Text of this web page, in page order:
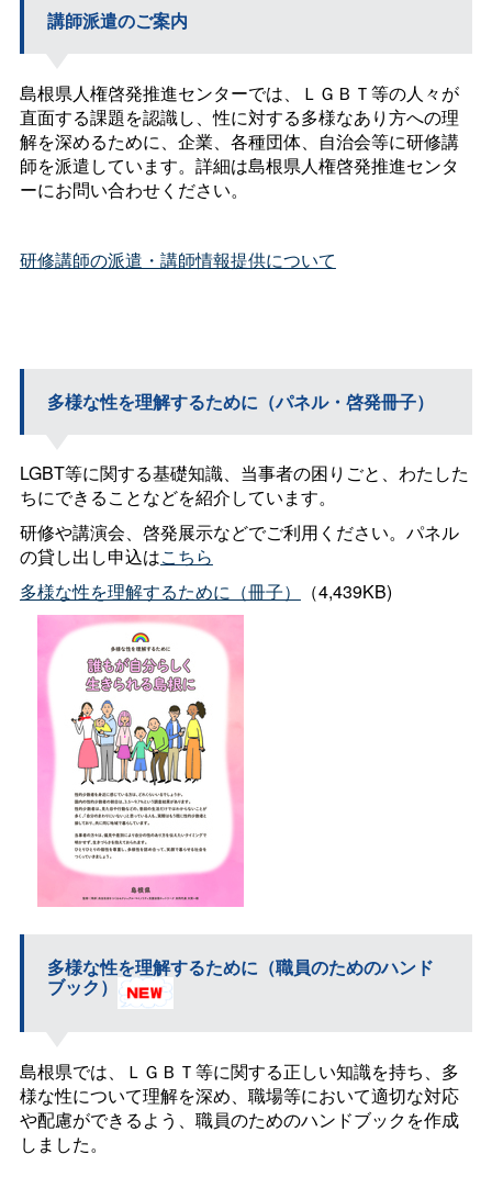
講師派遣のご案内
島根県人権啓発推進センターでは、ＬＧＢＴ等の人々が
直面する課題を認識し、性に対する多様なあり方への理
解を深めるために、企業、各種団体、自治会等に研修講
師を派遣しています。詳細は島根県人権啓発推進センタ
ーにお問い合わせください。
研修講師の派遣・講師情報提供について
多様な性を理解するために（パネル・啓発冊子）
LGBT等に関する基礎知識、当事者の困りごと、わたした
ちにできることなどを紹介しています。
研修や講演会、啓発展示などでご利用ください。パネル
の貸し出し申込はこちら
多様な性を理解するために（冊子）
（4,439KB)
多様な性を理解するために（職員のためのハンド
ブック）
島根県では、ＬＧＢＴ等に関する正しい知識を持ち、多
様な性について理解を深め、職場等において適切な対応
や配慮ができるよう、職員のためのハンドブックを作成
しました。